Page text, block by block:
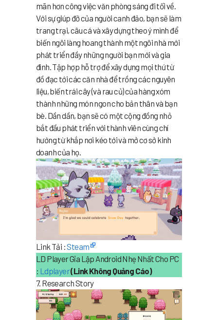
mãn hơn công việc văn phòng sáng đi tối về.
Với sự giúp đỡ của người canh đảo, bạn sẽ làm
trang trại, câu cá và xây dựng theo ý mình để
biến ngôi làng hoang thành một ngôi nhà mới
phát triển đầy những người bạn mới và gia
đình. Tập hợp hỗ trợ để xây dựng mọi thứ từ
đồ đạc tới các căn nhà để trồng các nguyên
liệu, biến trái cây (và rau củ) của hàng xóm
thành những món ngon cho bản thân và bạn
bè. Dần dần, bạn sẽ có một cộng đồng nhỏ
bắt đầu phát triển với thành viên cùng chí
hướng từ khắp nơi kéo tới và mở cơ sở kinh
doanh của họ.
Link Tải :Steam
LD Player Gỉa Lập Android Nhẹ Nhất Cho PC
: Ldplayer(Link Không Quảng Cáo)
7. Research Story